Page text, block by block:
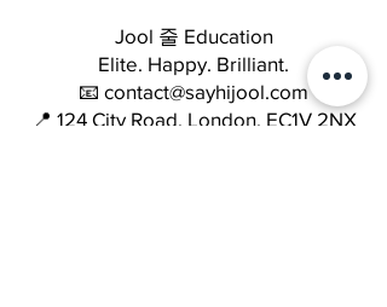
Jool 줄 Education
Elite. Happy. Brilliant.
📧 contact@sayhijool.com
📍 124 City Road, London, EC1V 2NX